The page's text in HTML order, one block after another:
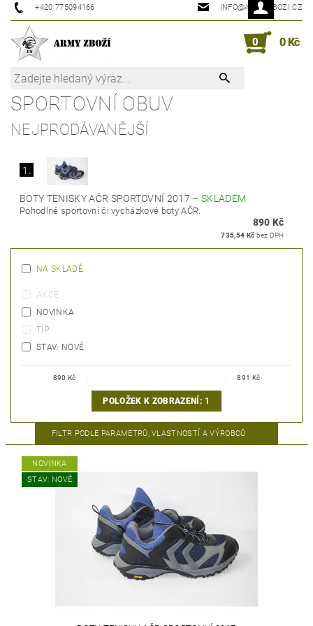
+420 775094166 INFO@ARMYZBOZI.CZ
0 0 Kč
SPORTOVNÍ OBUV
NEJPRODÁVANĚJŠÍ
1.
BOTY TENISKY AČR SPORTOVNÍ 2017 –SKLADEM
Pohodlné sportovní či vycházkové boty AČR.
890 Kč
735,54 Kč bez DPH
NA SKLADĚ
AKCE
NOVINKA
TIP
STAV: NOVÉ
890 Kč 891 Kč
POLOŽEK K ZOBRAZENÍ: 1
FILTR PODLE PARAMETRŮ, VLASTNOSTÍ A VÝROBCŮ
NOVINKA
STAV: NOVÉ